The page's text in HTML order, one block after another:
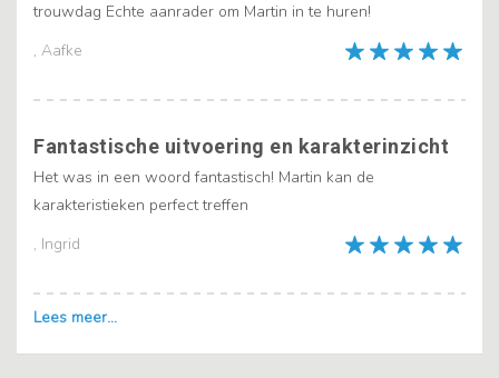
, Aafke
trouwdag Echte aanrader om Martin in te huren!
, Ingrid
Fantastische uitvoering en karakterinzicht
Het was in een woord fantastisch! Martin kan de
karakteristieken perfect treffen